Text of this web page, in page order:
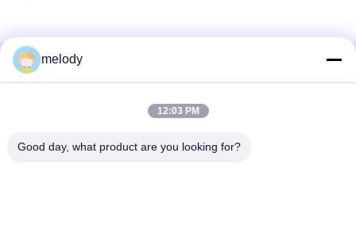
Snel contact
1st Verdieping, No.40, No.69, de Middenstraat van
melody
12:03 PM
Good day, what product are you looking for?